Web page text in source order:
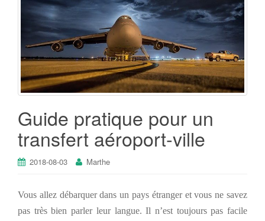
v
t
i
o
Guide pratique pour un
transfert aéroport-ville
2018-08-03 Marthe
Vous allez débarquer dans un pays étranger et vous ne savez
pas très bien parler leur langue. Il n’est toujours pasfacile